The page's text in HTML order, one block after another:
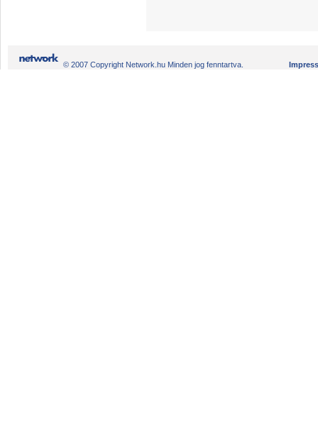
© 2007 Copyright Network.hu Minden jog fenntartva.